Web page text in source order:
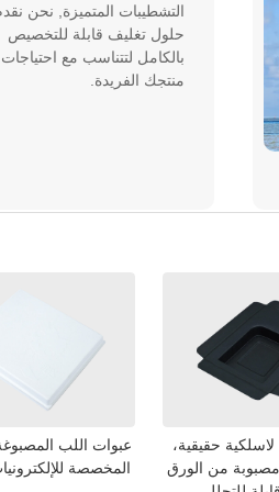
التشطيبات المتميزة, نحن
حلول تغليف قابلة للتخصيص
بالكامل لتتناسب مع احتياجات
منتجك الفريدة.
حقيقية،
من الورق
عبوات اللب المصبوغة
المخصصة للإلكترونيات